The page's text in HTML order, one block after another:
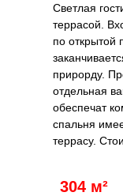
Светлая
террасой.
по открытой
прирорду.
отдельная
обеспечат
спальня
террасу.
304 м²